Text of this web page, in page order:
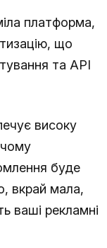
платформа,
що
та API
високу
чому
буде
вкрай мала,
ваші рекламні